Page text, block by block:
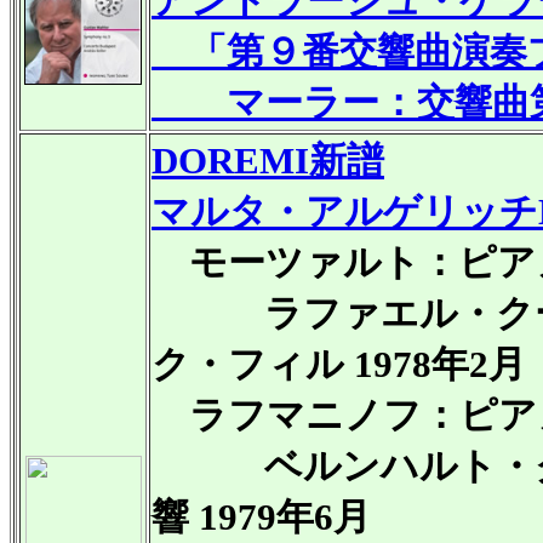
「第９番交響曲演奏
マーラー：交響曲
DOREMI新譜
マルタ・アルゲリッ
モーツァルト：ピア
ラファエル・クー
ク・フィル 1978年2月
ラフマニノフ：ピア
ベルンハルト・ク
響 1979年6月